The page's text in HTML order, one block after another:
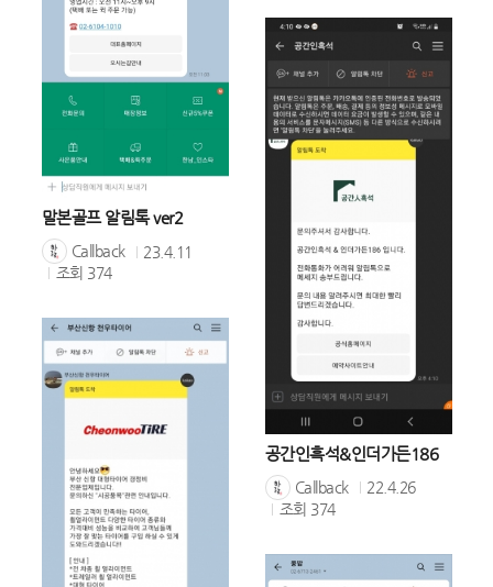
말본골프 알림톡 ver2
Callback
23.4.11
조회 374
공간인흑석&인더가든186
Callback
22.4.26
조회 374